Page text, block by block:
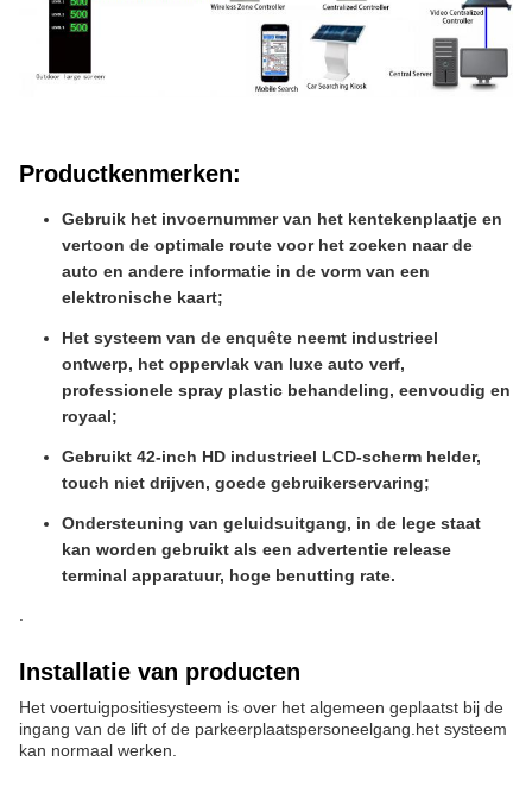
Productkenmerken:
Gebruik het invoernummer van het kentekenplaatje en
vertoon de optimale route voor het zoeken naar de
auto en andere informatie in de vorm van een
elektronische kaart;
Het systeem van de enquête neemt industrieel
ontwerp, het oppervlak van luxe auto verf,
professionele spray plastic behandeling, eenvoudig en
royaal;
Gebruikt 42-inch HD industrieel LCD-scherm helder,
touch niet drijven, goede gebruikerservaring;
Ondersteuning van geluidsuitgang, in de lege staat
kan worden gebruikt als een advertentie release
terminal apparatuur, hoge benutting rate.
Installatie van producten
Het voertuigpositiesysteem is over het algemeen geplaatst bij de
ingang van de lift of de parkeerplaatspersoneelgang.het systeem
kan normaal werken.